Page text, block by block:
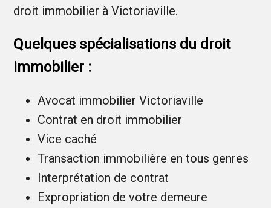
droit immobilier à Victoriaville.
Quelques spécialisations du droit
immobilier :
Avocat immobilier Victoriaville
Contrat en droit immobilier
Vice caché
Transaction immobilière en tous genres
Interprétation de contrat
Expropriation de votre demeure